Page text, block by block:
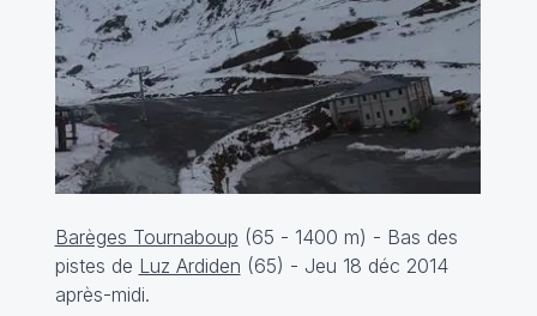
Barèges Tournaboup (65 - 1400 m) - Bas des
pistes de Luz Ardiden (65) - Jeu 18 déc 2014
après-midi.